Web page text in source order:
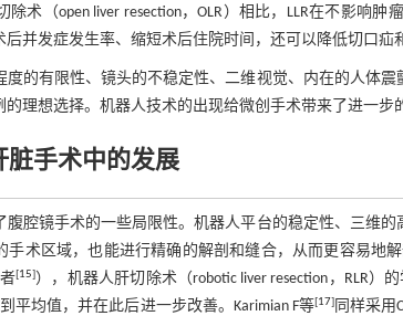
术（open liver resection，OLR）相比，LLR在不影响
并发症发生率、缩短术后住院时间，还可以降低切口疝
度的有限性、镜头的不稳定性、二维视觉、内在的人体
理想选择。机器人技术的出现给微创手术带来了进一步
脏手术中的发展
腹腔镜手术的一些局限性。机器人平台的稳定性、三维
手术区域，也能进行精确的解剖和缝合，从而更容易地
[15]），机器人肝切除术（robotic liver resection，RLR）
平均值，并在此后进一步改善。Karimian F等[17]同样采用